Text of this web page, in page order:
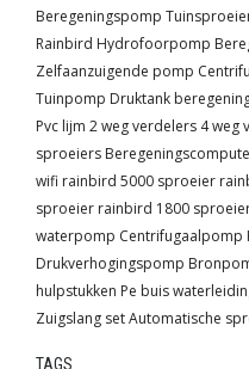
Beregeningspomp
Rainbird Hydrofoorpomp
Zelfaanzuigende pomp
Tuinpomp Druktank
Pvc lijm 2 weg verdelers 4 weg
sproeiers
wifi rainbird 5000 sproeier
sproeier rainbird 1800
waterpomp Centrifugaalpomp
Drukverhogingspomp
hulpstukken Pe buis
Zuigslang setAutomatische
TAGS